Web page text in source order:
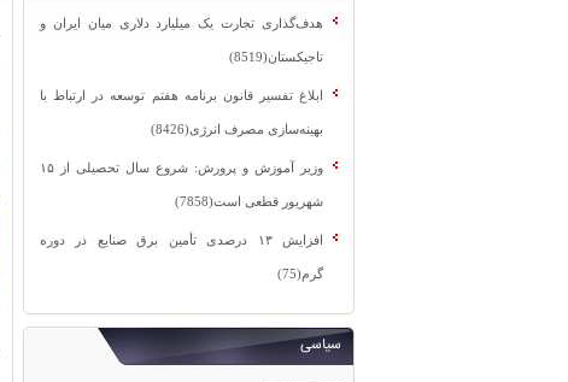
هدف‌گذاری تجارت یک میلیارد دلاری میان ایران و
تاجیکستان(8519)
ابلاغ تفسیر قانون برنامه هفتم توسعه در ارتباط با
بهینه‌سازی مصرف انرژی(8426)
وزیر آموزش و پرورش: شروع سال تحصیلی از ۱۵
شهریور قطعی است(7858)
افزایش ۱۳ درصدی تأمین برق صنایع در دوره
گرم(75)
سیاسی